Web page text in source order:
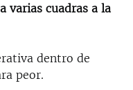
LATINA
varias cuadras a la
dentro de
peor.